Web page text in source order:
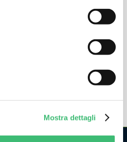
Mostra dettagli
IV, and unlimited overload